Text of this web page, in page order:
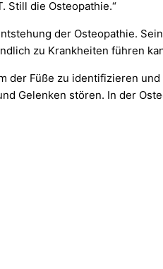
Still die Osteopathie.“
der Osteopathie.
zu Krankheiten führen
Füße zu identifizieren
Gelenken stören. In der